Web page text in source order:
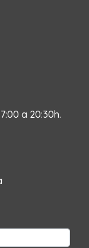
a 20:30h.